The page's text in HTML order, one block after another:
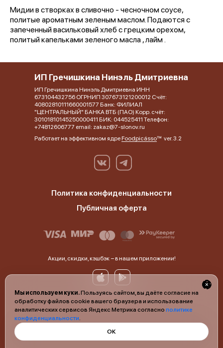
Мы используем куки.Пользуясь сайтом, вы даёте согласие на
обработку файлов cookie вашего браузера и использование
аналитических сервисов Яндекс Метрика согласно политике
конфиденциальности.
ОК
Мидии в створках в сливочно - чесночном соусе,
политые ароматным зеленым маслом. Подаются с
запеченный васильковый хлеб с грецким орехом,
политый капельками зеленого масла , лайм .
ИП Гречишкина Нинэль Дмитриевна
ИП Гречишкина Нинэль Дмитриевна ИНН
673104432756 ОГРНИП 307673121200012 Счёт:
40802810111660001577 Банк: ФИЛИАЛ
"ЦЕНТРАЛЬНЫЙ" БАНКА ВТБ (ПАО) Корр. счёт:
30101810145250000411 БИК: 044525411 Телефон:
+74812606777 email: zakaz@7-slonov.ru
Работает на эффективном ядреFoodpicássover. 3.2
Политика конфиденциальности
Публичная оферта
Акции, скидки, кэшбэк − в нашем приложении!